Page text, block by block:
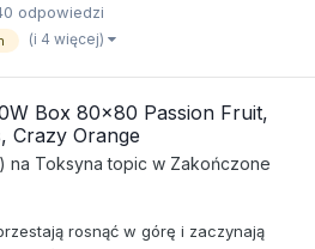
odpowiedzi
(i 4 więcej)
Box 80x80 Passion Fruit,
Crazy Orange
na Toksyna topic w Zakończone
rosnąć w górę i zaczynają